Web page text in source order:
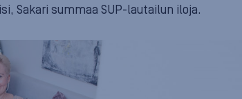
Sakari summaa SUP-lautailun iloja.